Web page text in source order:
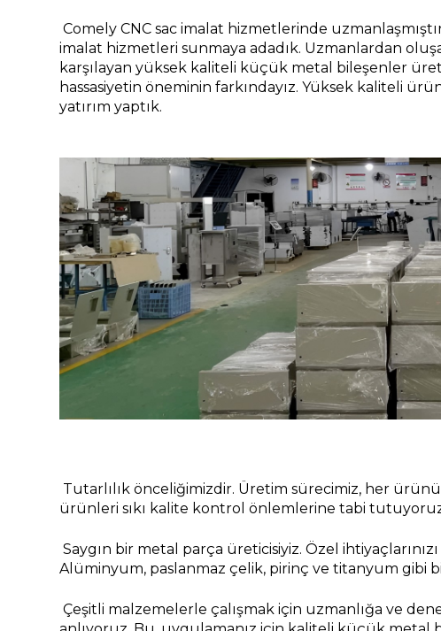
Comely CNC sac imalat hizmetlerinde
imalat hizmetleri sunmaya adadık. Uzmanlardan
karşılayan yüksek kaliteli küçük metal bileşenler
hassasiyetin öneminin farkındayız. Yüksek kaliteli
yatırım yaptık.
Tutarlılık önceliğimizdir. Üretim sürecimiz, her
ürünleri sıkı kalite kontrol önlemlerine tabi
Saygın bir metal parça üreticisiyiz. Özel
Alüminyum, paslanmaz çelik, pirinç ve titanyum gibi
Çeşitli malzemelerle çalışmak için uzmanlığa ve